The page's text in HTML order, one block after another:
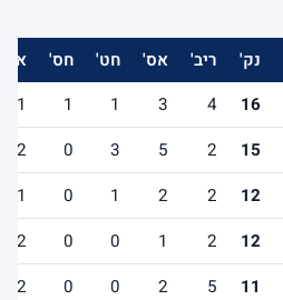
נק' ריב' אס' חט' חס'
אב'
16
4
3
1
1
1
15
2
5
3
0
2
12
2
2
1
0
1
12
2
1
0
0
2
11
5
2
0
0
2